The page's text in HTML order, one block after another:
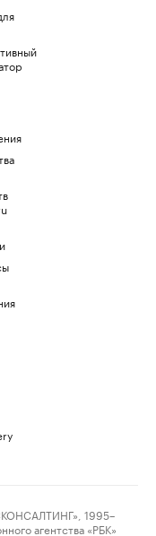
1995–
агентства «РБК»